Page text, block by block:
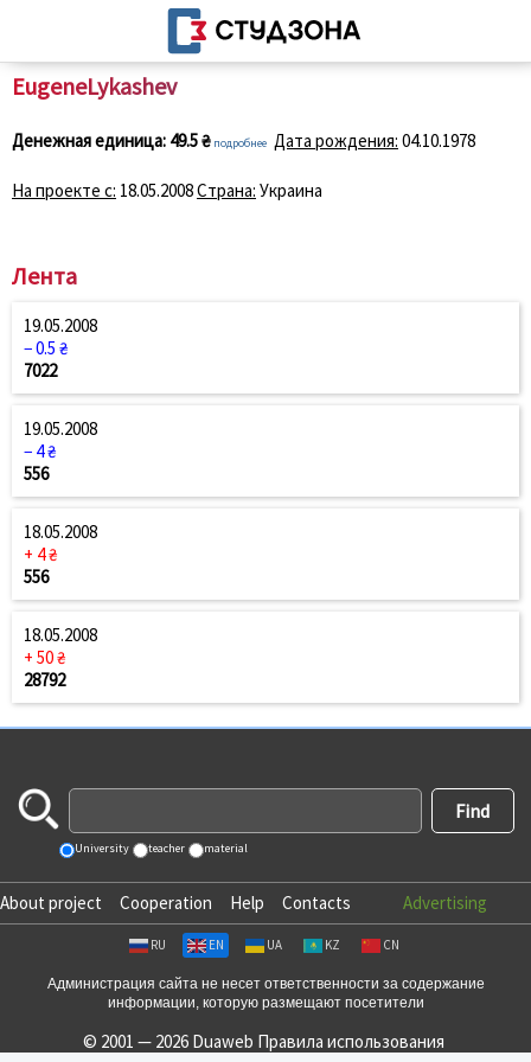
EugeneLykashev
Денежная единица: 49.5 ₴ подробнее Дата рождения: 04.10.1978
На проекте с: 18.05.2008Страна: Украина
Лента
19.05.2008
− 0.5 ₴
7022
19.05.2008
− 4 ₴
556
18.05.2008
+ 4 ₴
556
18.05.2008
+ 50 ₴
28792
University teacher material
About project Cooperation Help Contacts Advertising
RU EN UA KZ CN
Администрация сайта не несет ответственности за содержание
информации, которую размещают посетители
© 2001 — 2026 Duaweb Правила использования